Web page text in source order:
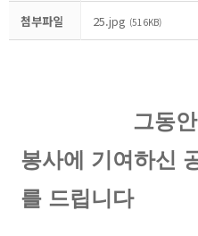
첨부파일 25.jpg (516KB)
그동안 환
봉사에 기여하신
를 드립니다